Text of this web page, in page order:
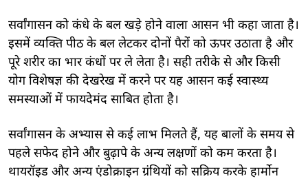
सर्वांगासन को कंधे के बल खड़े होने वाला आसन भी कहा जाता है।
इसमें व्यक्ति पीठ के बल लेटकर दोनों पैरों को ऊपर उठाता है और
पूरे शरीर का भार कंधों पर ले लेता है। सही तरीके से और किसी
योग विशेषज्ञ की देखरेख में करने पर यह आसन कई स्वास्थ्य
समस्याओं में फायदेमंद साबित होता है।
सर्वांगासन के अभ्यास से कई लाभ मिलते हैं, यह बालों के समय से
पहले सफेद होने और बुढ़ापे के अन्य लक्षणों को कम करता है।
थायरॉइड और अन्य एंडोक्राइन ग्रंथियों को सक्रिय करके हार्मोन